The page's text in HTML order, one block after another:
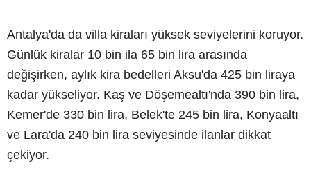
Antalya'da da villa kiraları yüksek seviyelerini koruyor.
Günlük kiralar 10 bin ila 65 bin lira arasında
değişirken, aylık kira bedelleri Aksu'da 425 bin liraya
kadar yükseliyor. Kaş ve Döşemealtı'nda 390 bin lira,
Kemer'de 330 bin lira, Belek'te 245 bin lira, Konyaaltı
ve Lara'da 240 bin lira seviyesinde ilanlar dikkat
çekiyor.